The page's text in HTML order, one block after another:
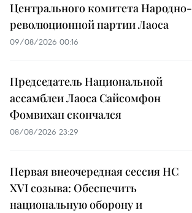
Центрального комитета Народно-
революционной партии Лаоса
09/08/2026 00:16
Председатель Национальной
ассамблеи Лаоса Сайсомфон
Фомвихан скончался
08/08/2026 23:29
Первая внеочередная сессия НС
XVI созыва: Обеспечить
национальную оборону и